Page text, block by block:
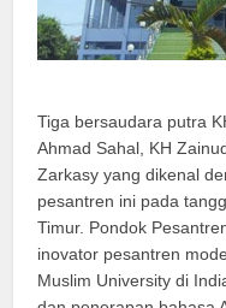
Tiga bersaudara putra
Ahmad Sahal, KH
Zarkasy yang dikenal
pesantren ini pada
Timur. Pondok
inovator pesantren
Muslim University di